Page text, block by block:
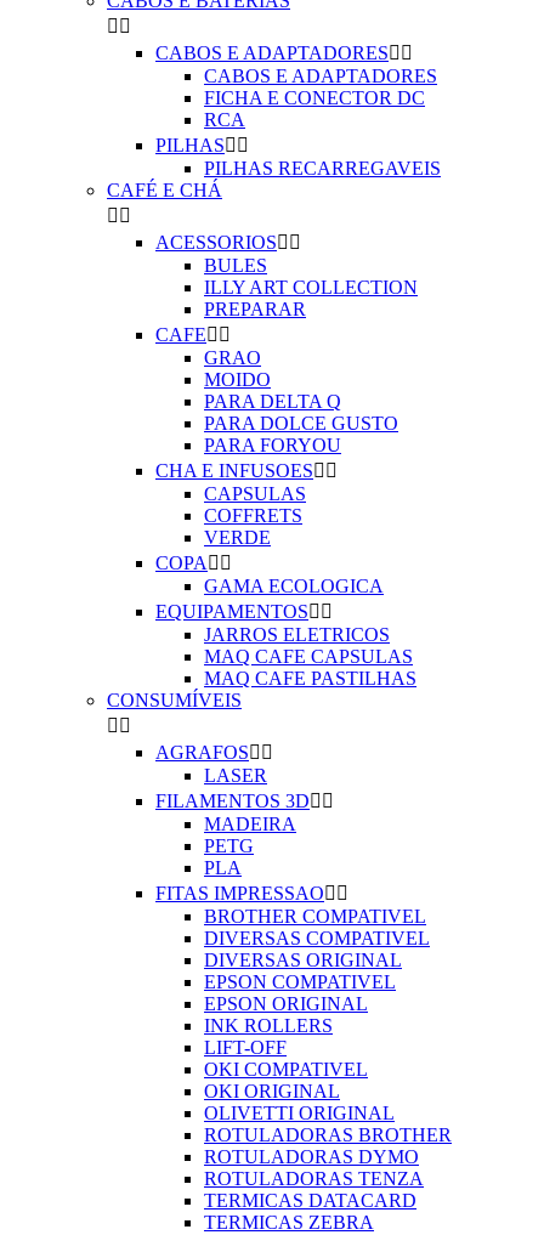
 
CABOS E ADAPTADORES 
CABOS E ADAPTADORES
FICHA E CONECTOR DC
RCA
PILHAS 
PILHAS RECARREGAVEIS
CAFÉ E CHÁ
 
ACESSORIOS 
BULES
ILLY ART COLLECTION
PREPARAR
CAFE 
GRAO
MOIDO
PARA DELTA Q
PARA DOLCE GUSTO
PARA FORYOU
CHA E INFUSOES 
CAPSULAS
COFFRETS
VERDE
COPA  
GAMA ECOLOGICA
EQUIPAMENTOS 
JARROS ELETRICOS
MAQ CAFE CAPSULAS
MAQ CAFE PASTILHAS
CONSUMÍVEIS
 
AGRAFOS 
LASER
FILAMENTOS 3D 
MADEIRA
PETG
PLA
FITAS IMPRESSAO 
BROTHER COMPATIVEL
DIVERSAS COMPATIVEL
DIVERSAS ORIGINAL
EPSON COMPATIVEL
EPSON ORIGINAL
INK ROLLERS
LIFT-OFF
OKI COMPATIVEL
OKI ORIGINAL
OLIVETTI ORIGINAL
ROTULADORAS BROTHER
ROTULADORAS DYMO
ROTULADORAS TENZA
TERMICAS DATACARD
TERMICAS ZEBRA